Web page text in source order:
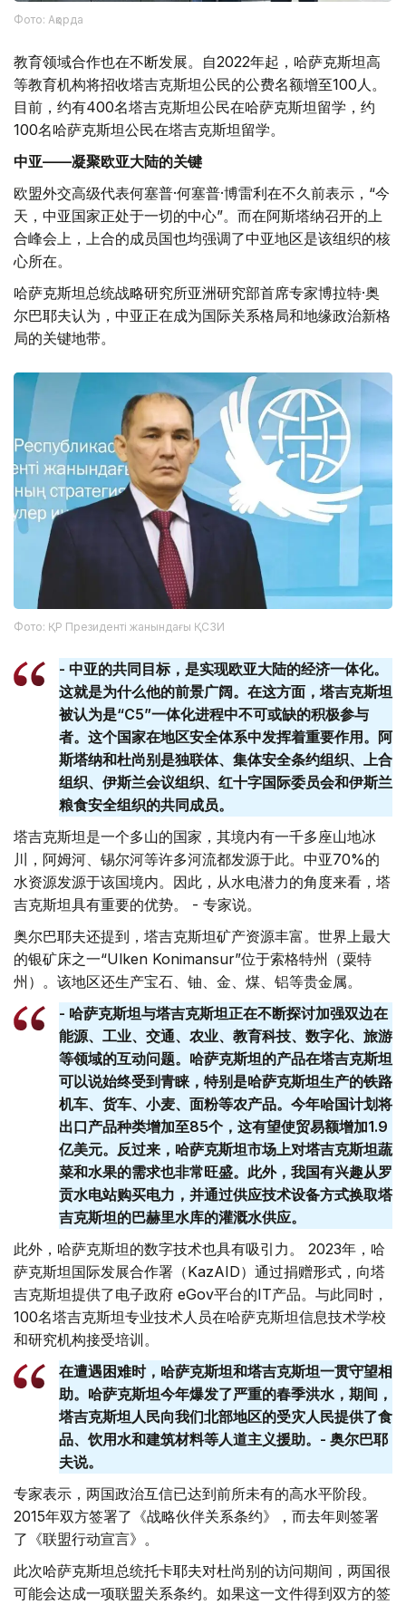
Фото: Ақорда
教育领域合作也在不断发展。自2022年起，哈萨克斯坦高
等教育机构将招收塔吉克斯坦公民的公费名额增至100人。
目前，约有400名塔吉克斯坦公民在哈萨克斯坦留学，约
100名哈萨克斯坦公民在塔吉克斯坦留学。
中亚——凝聚欧亚大陆的关键
欧盟外交高级代表何塞普·何塞普·博雷利在不久前表示，“今
天，中亚国家正处于一切的中心”。而在阿斯塔纳召开的上
合峰会上，上合的成员国也均强调了中亚地区是该组织的核
心所在。
哈萨克斯坦总统战略研究所亚洲研究部首席专家博拉特·奥
尔巴耶夫认为，中亚正在成为国际关系格局和地缘政治新格
局的关键地带。
Фото: ҚР Президенті жанындағы ҚСЗИ
- 中亚的共同目标，是实现欧亚大陆的经济一体化。
这就是为什么他的前景广阔。在这方面，塔吉克斯坦
被认为是“C5”一体化进程中不可或缺的积极参与
者。这个国家在地区安全体系中发挥着重要作用。阿
斯塔纳和杜尚别是独联体、集体安全条约组织、上合
组织、伊斯兰会议组织、红十字国际委员会和伊斯兰
粮食安全组织的共同成员。
塔吉克斯坦是一个多山的国家，其境内有一千多座山地冰
川，阿姆河、锡尔河等许多河流都发源于此。中亚70%的
水资源发源于该国境内。因此，从水电潜力的角度来看，塔
吉克斯坦具有重要的优势。 - 专家说。
奥尔巴耶夫还提到，塔吉克斯坦矿产资源丰富。世界上最大
的银矿床之一“Ulken Konimansur”位于索格特州（粟特
州）。该地区还生产宝石、铀、金、煤、铝等贵金属。
- 哈萨克斯坦与塔吉克斯坦正在不断探讨加强双边在
能源、工业、交通、农业、教育科技、数字化、旅游
等领域的互动问题。哈萨克斯坦的产品在塔吉克斯坦
可以说始终受到青睐，特别是哈萨克斯坦生产的铁路
机车、货车、小麦、面粉等农产品。今年哈国计划将
出口产品种类增加至85个，这有望使贸易额增加1.9
亿美元。反过来，哈萨克斯坦市场上对塔吉克斯坦蔬
菜和水果的需求也非常旺盛。此外，我国有兴趣从罗
贡水电站购买电力，并通过供应技术设备方式换取塔
吉克斯坦的巴赫里水库的灌溉水供应。
此外，哈萨克斯坦的数字技术也具有吸引力。 2023年，哈
萨克斯坦国际发展合作署（KazAID）通过捐赠形式，向塔
吉克斯坦提供了电子政府 eGov平台的IT产品。与此同时，
100名塔吉克斯坦专业技术人员在哈萨克斯坦信息技术学校
和研究机构接受培训。
在遭遇困难时，哈萨克斯坦和塔吉克斯坦一贯守望相
助。哈萨克斯坦今年爆发了严重的春季洪水，期间，
塔吉克斯坦人民向我们北部地区的受灾人民提供了食
品、饮用水和建筑材料等人道主义援助。- 奥尔巴耶
夫说。
专家表示，两国政治互信已达到前所未有的高水平阶段。
2015年双方签署了《战略伙伴关系条约》，而去年则签署
了《联盟行动宣言》。
此次哈萨克斯坦总统托卡耶夫对杜尚别的访问期间，两国很
可能会达成一项联盟关系条约。如果这一文件得到双方的签